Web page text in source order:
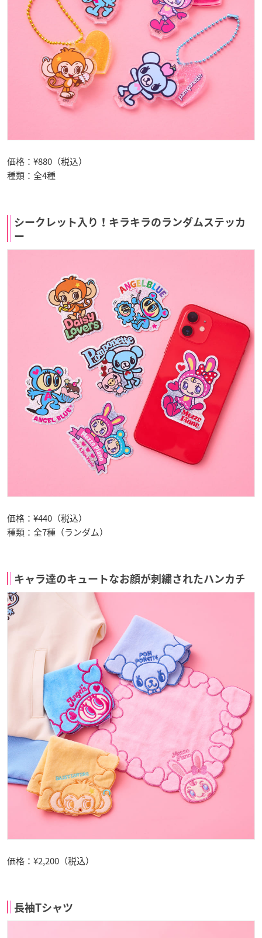
価格：¥880（税込）
種類：全4種
シークレット入り！キラキラのランダムステッカ
ー
価格：¥440（税込）
種類：全7種（ランダム）
キャラ達のキュートなお顔が刺繍されたハンカチ
価格：¥2,200（税込）
長袖Tシャツ